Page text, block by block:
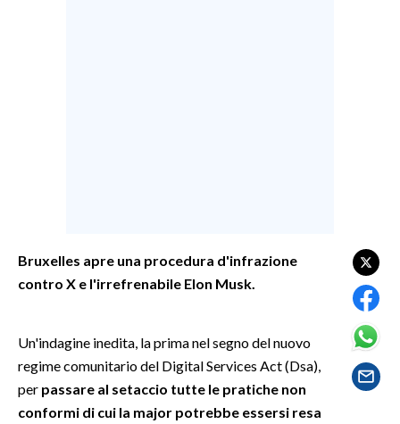
CULTURA
GOSSIP
SALUTE
Bruxelles apre una procedura d'infrazione
contro X e l'irrefrenabile Elon Musk.
Un'indagine inedita, la prima nel segno del nuovo
regime comunitario del Digital Services Act (Dsa),
per passare al setaccio tutte le pratiche non
conformi di cui la major potrebbe essersi resa